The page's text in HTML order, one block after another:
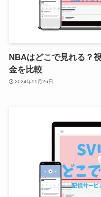
NBAはどこで見れる？
金を比較
2024年11月26日